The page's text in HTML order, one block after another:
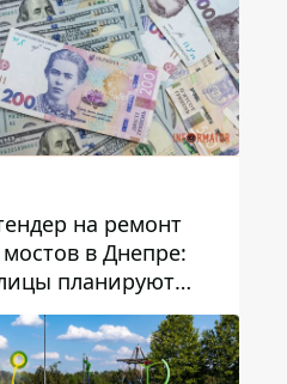
на ремонт
в Днепре:
планируют
и сколько
миллионов гривен
потратить